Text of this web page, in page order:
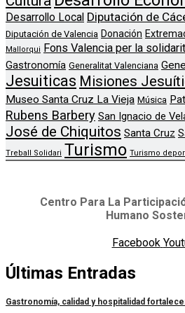
Desarrollo Local Diputación de
Diputación de Valencia Donación
Mallorqui
Fons Valencia per la
Gastronomía Generalitat Valenciana
Jesuiticas Misiones
Museo Santa Cruz La Vieja Música
Rubens Barbery San Ignacio de
José de Chiquitos Santa Cruz
Treball Solidari Turismo Turismo
Centro Para La
Humano
Facebook
Últimas Entradas
Gastronomía, calidad y hospitalidad